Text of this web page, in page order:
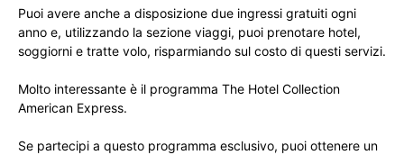
Puoi avere anche a disposizione due ingressi gratuiti ogni
anno e, utilizzando la sezione viaggi, puoi prenotare hotel,
soggiorni e tratte volo, risparmiando sul costo di questi servizi.
Molto interessante è il programma The Hotel Collection
American Express.
Se partecipi a questo programma esclusivo, puoi ottenere un